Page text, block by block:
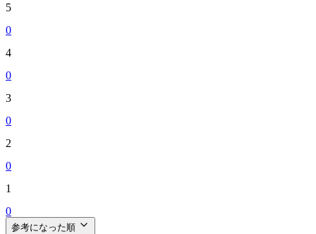
5
0
4
0
3
0
2
0
1
0
参考になった順